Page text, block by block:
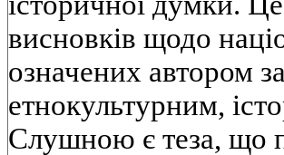
висновкiв щодо
означених автором
етнокультурним,
Слушною є теза, що